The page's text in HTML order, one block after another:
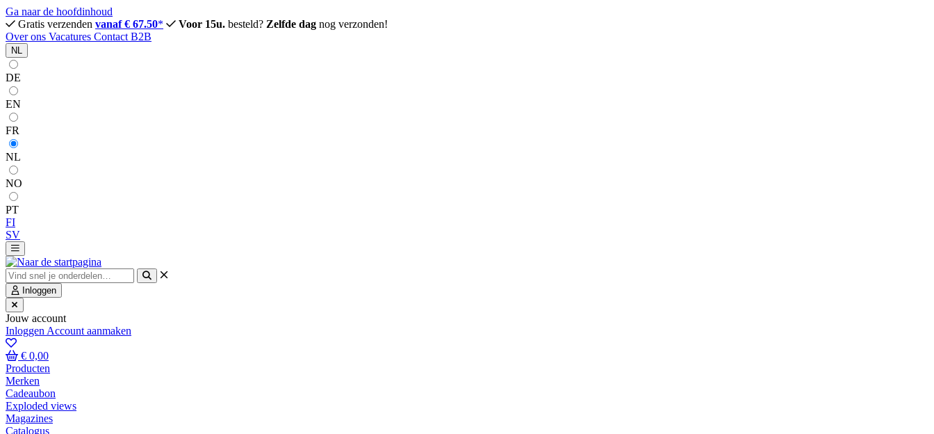
Ga naar de hoofdinhoud
Gratis verzenden vanaf € 67.50* Voor 15u. besteld? Zelfde dag nog verzonden!
Over ons Vacatures Contact B2B
NL
DE
EN
FR
NL
NO
PT
FI
SV
Inloggen
Jouw account
Inloggen Account aanmaken
€ 0,00
Producten
Merken
Cadeaubon
Exploded views
Magazines
Catalogus